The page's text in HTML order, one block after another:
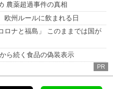
農薬超過事件の真相
州ルールに飲まれる日
ロナと福島」 このままでは国が
ら続く食品の偽装表示
PR